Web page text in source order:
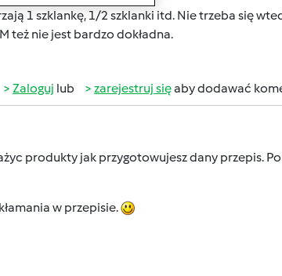
1 szklankę, 1/2 szklanki itd. Nie trzeba się
też nie jest bardzo dokładna.
Zaloguj lub zarejestruj sięaby dodawać
produkty jak przygotowujesz dany przepis.
w przepisie.